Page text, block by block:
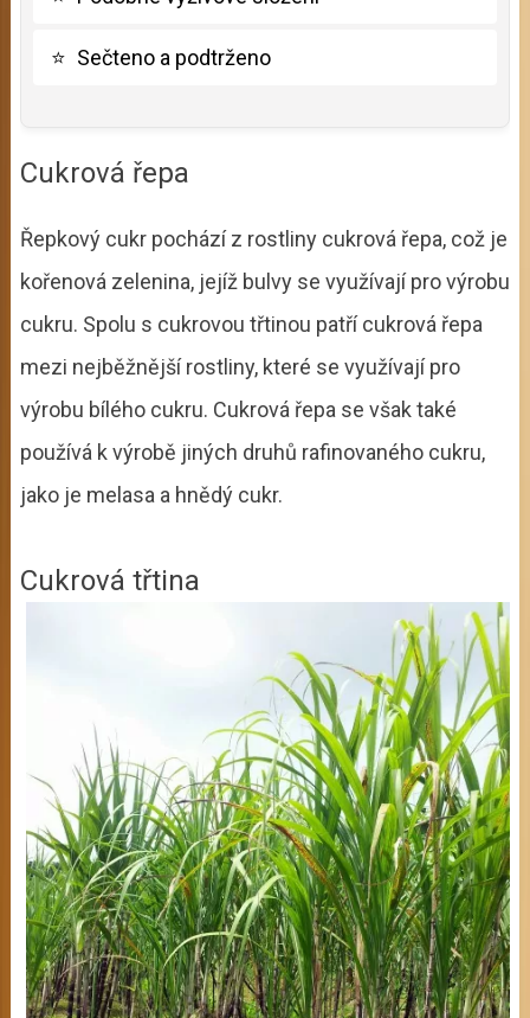
⭐ Sečteno a podtrženo
Cukrová řepa
Řepkový cukr pochází z rostliny cukrová řepa, což je
kořenová zelenina, jejíž bulvy se využívají pro výrobu
cukru. Spolu s cukrovou třtinou patří cukrová řepa
mezi nejběžnější rostliny, které se využívají pro
výrobu bílého cukru. Cukrová řepa se však také
používá k výrobě jiných druhů rafinovaného cukru,
jako je melasa a hnědý cukr.
Cukrová třtina